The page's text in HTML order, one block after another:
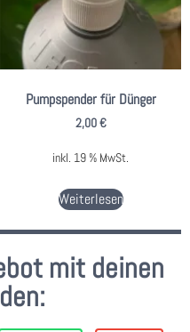
Pumpspender für Dünger
2,00€
inkl. 19 % MwSt.
Weiterlesen
mit deinen